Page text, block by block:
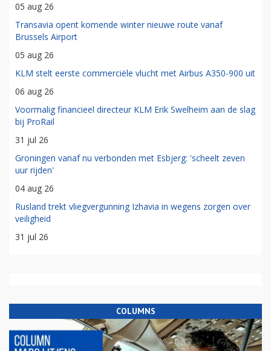
05 aug 26
Transavia opent komende winter nieuwe route vanaf
Brussels Airport
05 aug 26
KLM stelt eerste commerciële vlucht met Airbus A350-900 uit
06 aug 26
Voormalig financieel directeur KLM Erik Swelheim aan de slag
bij ProRail
31 jul 26
Groningen vanaf nu verbonden met Esbjerg: 'scheelt zeven
uur rijden'
04 aug 26
Rusland trekt vliegvergunning Izhavia in wegens zorgen over
veiligheid
31 jul 26
COLUMNS